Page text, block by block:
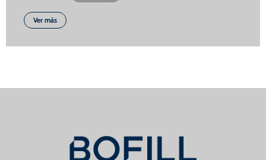
Ver más